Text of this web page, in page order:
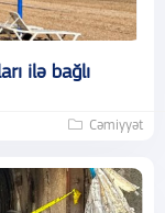
ilə bağlı
Cəmiyyət